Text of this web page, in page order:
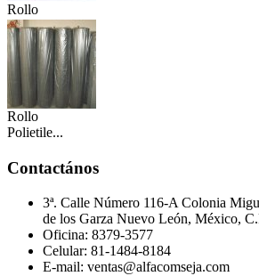
Rollo
Polietile...
Rollo
Polietile...
Contactános
3ª. Calle Número 116-A Colonia
de los Garza Nuevo León, México,
Oficina: 8379-3577
Celular: 81-1484-8184
E-mail: ventas@alfacomseja.com